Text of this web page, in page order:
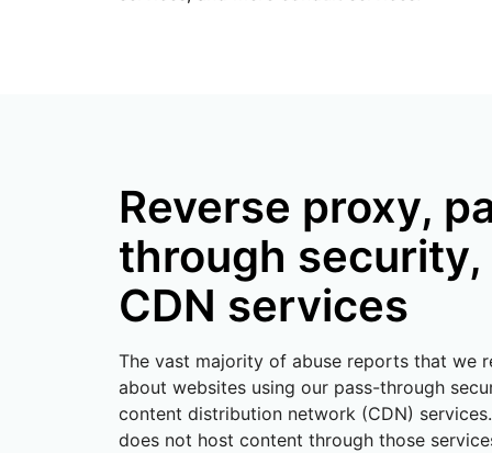
Reverse proxy,
through security,
CDN services
The vast majority of abuse reports that we
about websites using our pass-through
content distribution network (CDN)
does not host content through those